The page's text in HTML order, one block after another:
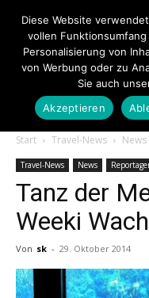
Start Travel-News News
Travel-News News
Tanz der
Weeki
Von sk - 29. Oktober 2014
Diese Website
vollen
Personalisierung von
von Werbung oder zu
Sie auch
Akzeptieren